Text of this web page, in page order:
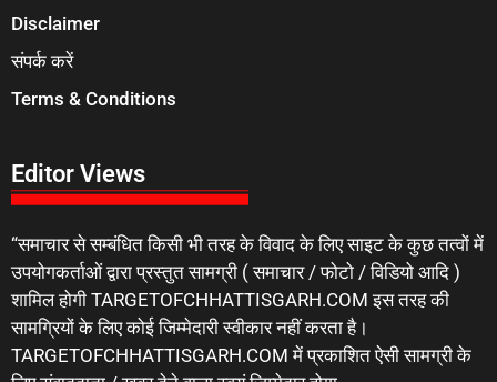
Disclaimer
संपर्क करें
Terms & Conditions
Editor Views
“समाचार से सम्बंधित किसी भी तरह के विवाद के लिए साइट के कुछ तत्वों में
उपयोगकर्ताओं द्वारा प्रस्तुत सामग्री ( समाचार / फोटो / विडियो आदि )
शामिल होगी TARGETOFCHHATTISGARH.COM इस तरह की
सामग्रियों के लिए कोई जिम्मेदारी स्वीकार नहीं करता है।
TARGETOFCHHATTISGARH.COM में प्रकाशित ऐसी सामग्री के